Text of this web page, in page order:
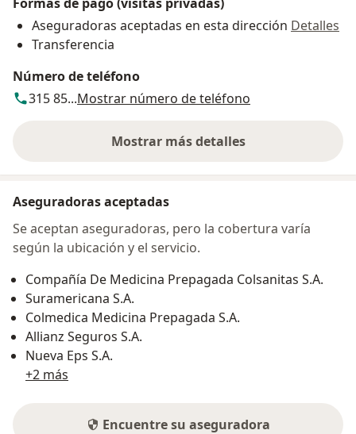
Aseguradoras aceptadas en esta dirección Detalles
Transferencia
Número de teléfono
315 85...Mostrar número de teléfono
Mostrar más detalles
sobre la dirección
Aseguradoras aceptadas
Se aceptan aseguradoras, pero la cobertura varía
según la ubicación y el servicio.
Compañía De Medicina Prepagada Colsanitas S.A.
Suramericana S.A.
Colmedica Medicina Prepagada S.A.
Allianz Seguros S.A.
Nueva Eps S.A.
+2 más
Encuentre su aseguradora